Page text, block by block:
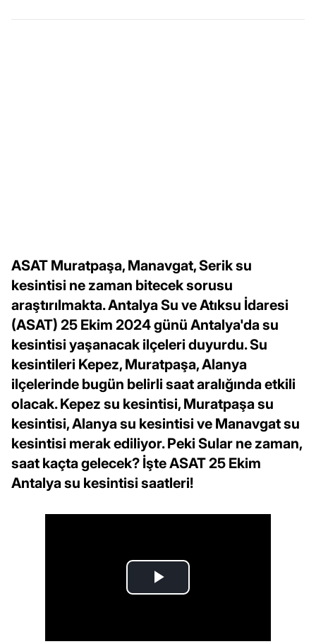
ASAT Muratpaşa, Manavgat, Serik su
kesintisi ne zaman bitecek sorusu
araştırılmakta. Antalya Su ve Atıksu İdaresi
(ASAT) 25 Ekim 2024 günü Antalya'da su
kesintisi yaşanacak ilçeleri duyurdu. Su
kesintileri Kepez, Muratpaşa, Alanya
ilçelerinde bugün belirli saat aralığında etkili
olacak. Kepez su kesintisi, Muratpaşa su
kesintisi, Alanya su kesintisi ve Manavgat su
kesintisi merak ediliyor. Peki Sular ne zaman,
saat kaçta gelecek? İşte ASAT 25 Ekim
Antalya su kesintisi saatleri!